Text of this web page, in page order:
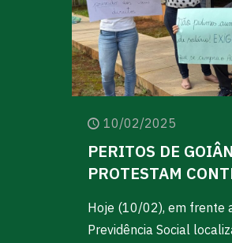
10/02/2025
PERITOS DE
PROTESTAM
Hoje (10/02), em frente
Previdência Social